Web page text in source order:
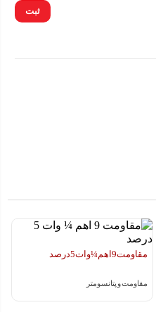
مقاومت 9 اهم ¼ وات 5 درصد
مقاومت و پتانسومتر